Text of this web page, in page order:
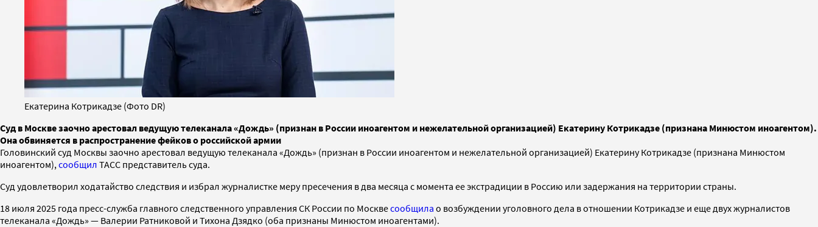
Екатерина Котрикадзе (Фото DR)
Суд в Москве заочно арестовал ведущую телеканала «Дождь» (признан в России иноагентом и нежелательной организацией) Екатерину Котрикадзе (признана Минюстом иноагентом).
Она обвиняется в распространение фейков о российской армии
Головинский суд Москвы заочно арестовал ведущую телеканала «Дождь» (признан в России иноагентом и нежелательной организацией) Екатерину Котрикадзе (признана Минюстом
иноагентом), сообщил ТАСС представитель суда.
Суд удовлетворил ходатайство следствия и избрал журналистке меру пресечения в два месяца с момента ее экстрадиции в Россию или задержания на территории страны.
18 июля 2025 года пресс-служба главного следственного управления СК России по Москвесообщила о возбуждении уголовного дела в отношении Котрикадзе и еще двух журналистов
телеканала «Дождь» — Валерии Ратниковой и Тихона Дзядко (оба признаны Минюстом иноагентами).